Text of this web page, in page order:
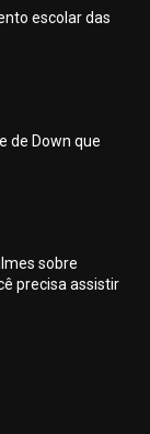
escolar das
de Down que
sobre
precisa assistir